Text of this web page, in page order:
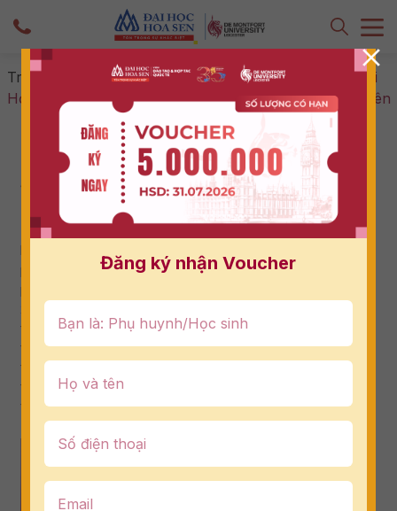
Trang chủ Tin tức & Sự kiện-Học Với Giảng Viên Đại
Học Nước Ngoài Sẽ Mang Đến Lợi Thế Gì Cho Sinh Viên
Học Với Giảng Viên Đại Học Nước Ngoài
Sẽ Mang Đến Lợi Thế Gì Cho Sinh Viên
25/11/2024
Trong thời đại toàn cầu hóa, việc học với giảng viên đại
phương pháp giảng dạy hiện đại mà còn giúp sinh viên
xây dựng mối quan hệ quốc tế vững chắc. Với những lợi
thế này, việc tham gia vào các chương trình liên kết quốc
tế chính là một trong những chìa khóa cho sự nghiệp
thành công trong tương lai. Hãy cùng khám phá những lợi
thế cụ thể mà sinh viên có thể đạt được khi học với giảng
viên nước ngoài.
Đăng ký nhận Voucher